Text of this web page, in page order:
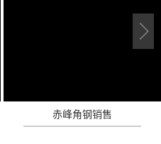
赤峰角钢销售